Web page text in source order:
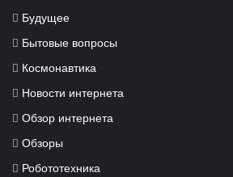
Будущее
Бытовые вопросы
Космонавтика
Новости интернета
Обзор интернета
Обзоры
Робототехника